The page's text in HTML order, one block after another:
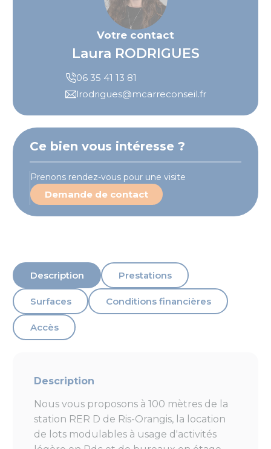
Votre contact
Laura RODRIGUES
06 35 41 13 81
lrodrigues@mcarreconseil.fr
Ce bien vous intéresse ?
Prenons rendez-vous pour une visite
Demande de contact
Description Prestations
Surfaces Conditions financières
Accès
Description
Nous vous proposons à 100 mètres de la
station RER D de Ris-Orangis, la location
de lots modulables à usage d'activités